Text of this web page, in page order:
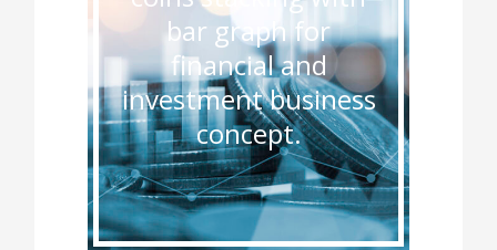
bar graph for
financial and
investment business
concept.